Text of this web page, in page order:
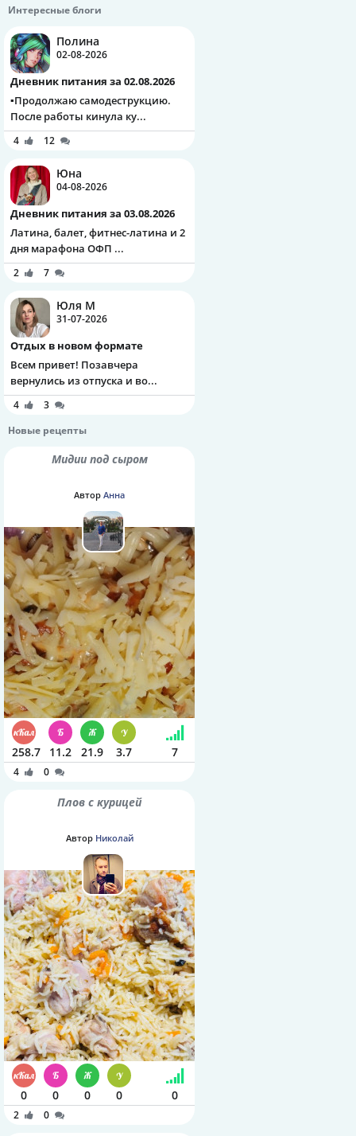
Интересные блоги
Полина
02-08-2026
Дневник питания за 02.08.2026
▪️Продолжаю самодеструкцию.
После работы кинула ку...
4 12
Юна
04-08-2026
Дневник питания за 03.08.2026
Латина, балет, фитнес-латина и 2
дня марафона ОФП ...
2 7
Юля М
31-07-2026
Отдых в новом формате
Всем привет! Позавчера
вернулись из отпуска и во...
4
3
Новые рецепты
Мидии под сыром
Автор Анна
258.7 11.2 21.9 3.7 7
4 0
Плов с курицей
Автор Николай
0 0 0 0 0
2 0